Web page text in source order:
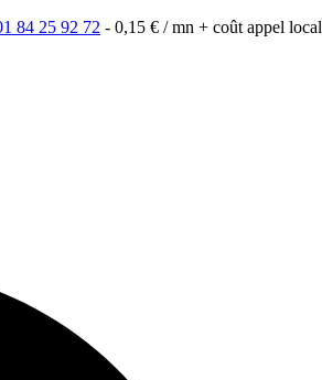
84 25 92 72 - 0,15 € / mn + coût appel local